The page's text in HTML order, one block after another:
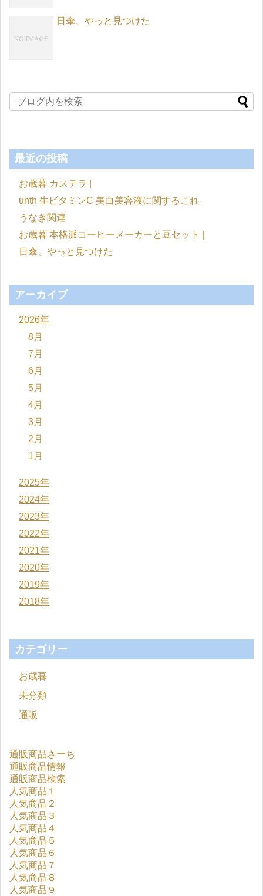
日傘、やっと見つけた
最近の投稿
お歳暮 カステラ |
unth 生ビタミンC 美白美容液に関するこれ
うなぎ関連
お歳暮 本格派コーヒーメーカーと豆セット |
日傘、やっと見つけた
アーカイブ
2026年
8月
7月
6月
5月
4月
3月
2月
1月
2025年
2024年
2023年
2022年
2021年
2020年
2019年
2018年
カテゴリー
お歳暮
未分類
通販
通販商品さーち
通販商品情報
通販商品検索
人気商品１
人気商品２
人気商品３
人気商品４
人気商品５
人気商品６
人気商品７
人気商品８
人気商品９